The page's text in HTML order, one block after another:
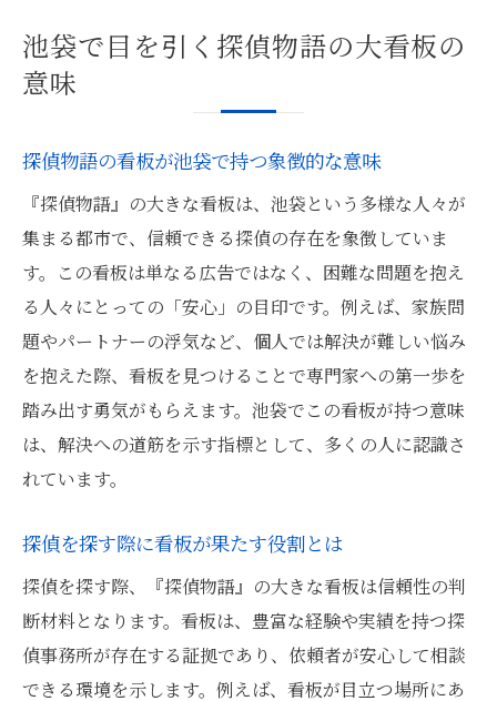
看板から探偵事務所選びのヒントを得る方
探偵を必要とする方へ池袋での選び方
池袋で信頼できる探偵を選ぶ重要な視点
探偵物語の看板が安心感を与える理由とは
池袋で探偵を比較する際の注意点を紹介
探偵事務所の特徴を知って自分に合った選
択を
看板を目印に探偵相談を始める際の流れ
街中で見かける探偵物語看板の役割
探偵物語看板が地域住民に与える安心感
看板が伝える探偵サービスの信頼性とは
池袋で看板を頼りに探偵を探すメリット
探偵物語の看板が持つコミュニケーション
力
看板が新たな探偵との出会いを導く仕組み
池袋で目を引く探偵物語の大看板の
意味
探偵物語の看板が池袋で持つ象徴的な意味
『探偵物語』の大きな看板は、池袋という多様な人々が
集まる都市で、信頼できる探偵の存在を象徴していま
す。この看板は単なる広告ではなく、困難な問題を抱え
る人々にとっての「安心」の目印です。例えば、家族問
題やパートナーの浮気など、個人では解決が難しい悩み
を抱えた際、看板を見つけることで専門家への第一歩を
踏み出す勇気がもらえます。池袋でこの看板が持つ意味
は、解決への道筋を示す指標として、多くの人に認識さ
れています。
探偵を探す際に看板が果たす役割とは
探偵を探す際、『探偵物語』の大きな看板は信頼性の判
断材料となります。看板は、豊富な経験や実績を持つ探
偵事務所が存在する証拠であり、依頼者が安心して相談
できる環境を示します。例えば、看板が目立つ場所にあ